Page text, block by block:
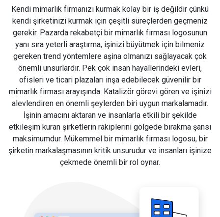
Kendi mimarlık firmanızı kurmak kolay bir iş değildir çünkü
kendi şirketinizi kurmak için çeşitli süreçlerden geçmeniz
gerekir. Pazarda rekabetçi bir mimarlık firması logosunun
yanı sıra yeterli araştırma, işinizi büyütmek için bilmeniz
gereken trend yöntemlere aşina olmanızı sağlayacak çok
önemli unsurlardır. Pek çok insan hayallerindeki evleri,
ofisleri ve ticari plazaları inşa edebilecek güvenilir bir
mimarlık firması arayışında. Katalizör görevi gören ve işinizi
alevlendiren en önemli şeylerden biri uygun markalamadır.
İşinin amacını aktaran ve insanlarla etkili bir şekilde
etkileşim kuran şirketlerin rakiplerini gölgede bırakma şansı
maksimumdur. Mükemmel bir mimarlık firması logosu, bir
şirketin markalaşmasının kritik unsurudur ve insanları işinize
çekmede önemli bir rol oynar.